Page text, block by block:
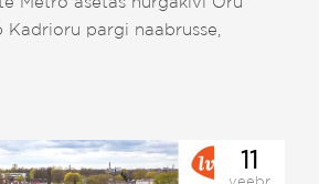
Kadrioru pargi naabrusse,
11